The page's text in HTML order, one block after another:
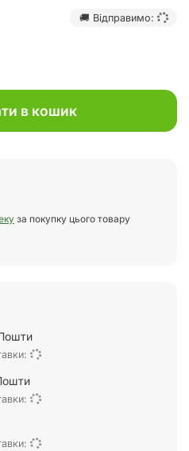
🚚 Відправимо:
в кошик
за покупку цього товару